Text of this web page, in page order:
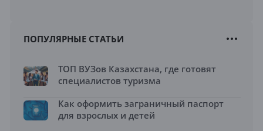
ПОПУЛЯРНЫЕ СТАТЬИ
ТОП ВУЗов Казахстана, где готовят
специалистов туризма
Как оформить заграничный паспорт
для взрослых и детей